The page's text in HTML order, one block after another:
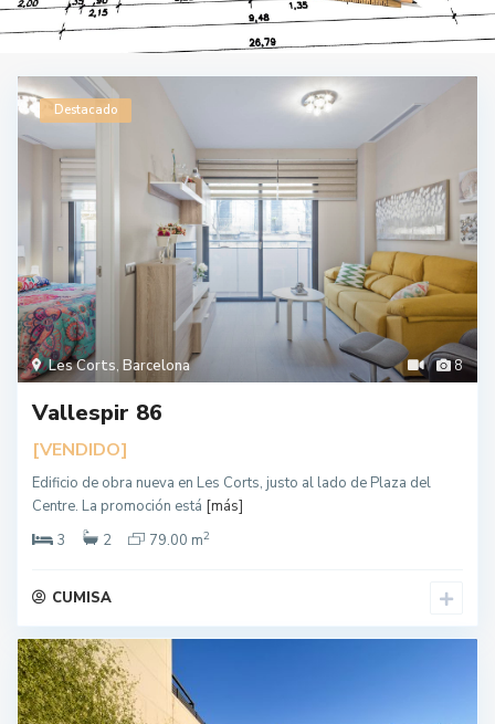
8
Les Corts, Barcelona
Destacado
Vallespir 86
[VENDIDO]
Edificio de obra nueva en Les Corts, justo al lado de Plaza del
Centre. La promoción está [más]
3
2 79.00 m2
CUMISA